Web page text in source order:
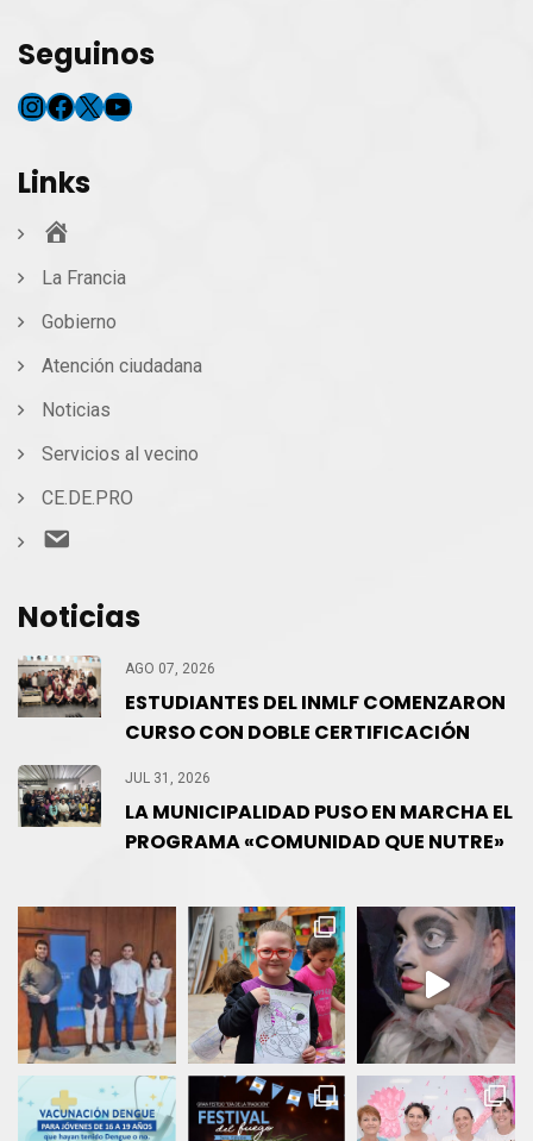
Seguinos
Instagram
Facebook
X YouTube
Links
La Francia
Gobierno
Atención ciudadana
Noticias
Servicios al vecino
CE.DE.PRO
Noticias
AGO 07, 2026
ESTUDIANTES DEL INMLF COMENZARON
CURSO CON DOBLE CERTIFICACIÓN
JUL 31, 2026
LA MUNICIPALIDAD PUSO EN MARCHA EL
PROGRAMA «COMUNIDAD QUE NUTRE»